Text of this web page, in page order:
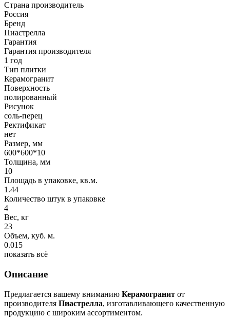
Страна производитель
Россия
Бренд
Пиастрелла
Гарантия
Гарантия производителя
1 год
Тип плитки
Керамогранит
Поверхность
полированный
Рисунок
соль-перец
Ректификат
нет
Размер, мм
600*600*10
Толщина, мм
10
Площадь в упаковке, кв.м.
1.44
Количество штук в упаковке
4
Вес, кг
23
Объем, куб. м.
0.015
показать всё
Описание
Предлагается вашему вниманию Керамогранит от
производителя Пиастрелла, изготавливающего качественную
продукцию с широким ассортиментом.